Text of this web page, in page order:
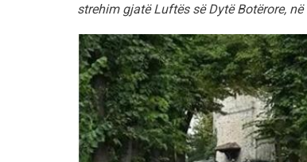
strehim gjatë Luftës së Dytë Botërore,